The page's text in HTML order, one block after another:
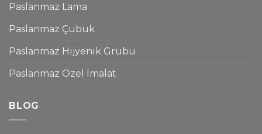
Paslanmaz Lama
Paslanmaz Çubuk
Paslanmaz Hijyenik Grubu
Paslanmaz Özel İmalat
BLOG